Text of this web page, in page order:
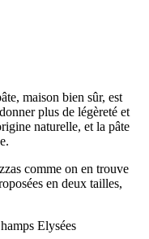
maison bien sûr, est
plus de légèreté et
naturelle, et la pâte
comme on en trouve
en deux tailles,